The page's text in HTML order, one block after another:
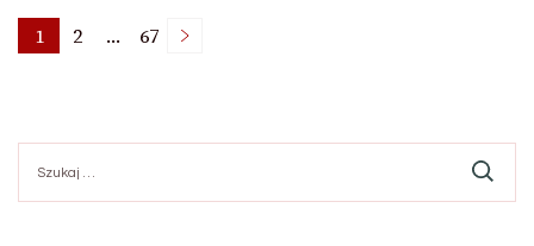
Stronicowanie
wpisów
Strona
1 Strona
2 … Strona
67